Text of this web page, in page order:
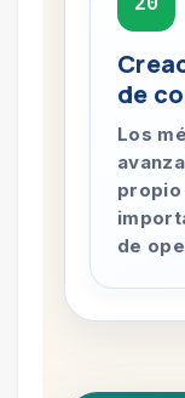
de
Los
propio
de